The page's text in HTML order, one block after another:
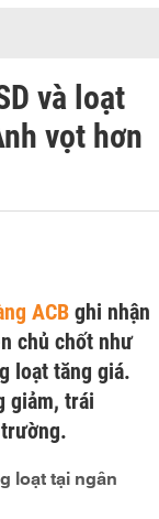
và loạt
vọt hơn
ACB ghi nhận
chủ chốt như
loạt tăng giá.
giảm, trái
loạt tại ngân